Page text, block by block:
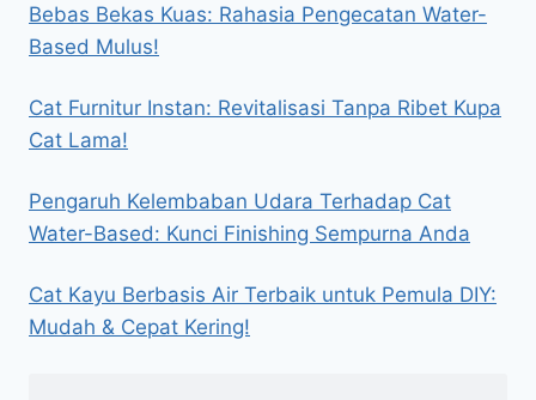
Bebas Bekas Kuas: Rahasia Pengecatan Water-
Based Mulus!
Cat Furnitur Instan: Revitalisasi Tanpa Ribet Kupa
Cat Lama!
Pengaruh Kelembaban Udara Terhadap Cat
Water-Based: Kunci Finishing Sempurna Anda
Cat Kayu Berbasis Air Terbaik untuk Pemula DIY:
Mudah & Cepat Kering!